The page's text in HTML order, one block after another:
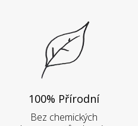
100% Přírodní
Bez chemických